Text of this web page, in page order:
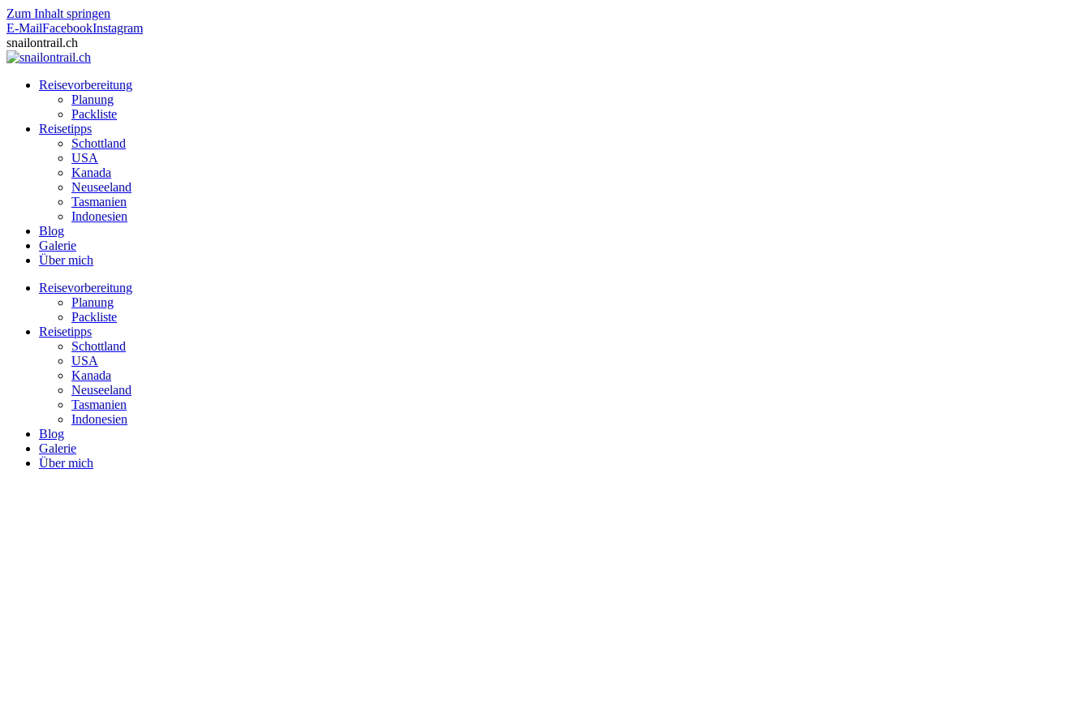
Zum Inhalt springen
E-MailFacebookInstagram
snailontrail.ch
Reisevorbereitung
Planung
Packliste
Reisetipps
Schottland
USA
Kanada
Neuseeland
Tasmanien
Indonesien
Blog
Galerie
Über mich
Reisevorbereitung
Planung
Packliste
Reisetipps
Schottland
USA
Kanada
Neuseeland
Tasmanien
Indonesien
Blog
Galerie
Über mich